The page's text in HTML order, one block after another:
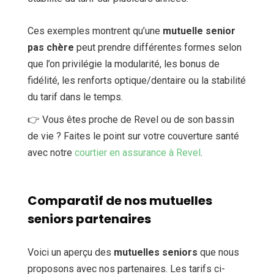
Ces exemples montrent qu’une mutuelle senior
pas chère peut prendre différentes formes selon
que l’on privilégie la modularité, les bonus de
fidélité, les renforts optique/dentaire ou la stabilité
du tarif dans le temps.
👉 Vous êtes proche de Revel ou de son bassin
de vie ? Faites le point sur votre couverture santé
avec notre courtier en assurance à Revel.
Comparatif de nos mutuelles
seniors partenaires
Voici un aperçu des mutuelles seniors que nous
proposons avec nos partenaires. Les tarifs ci-